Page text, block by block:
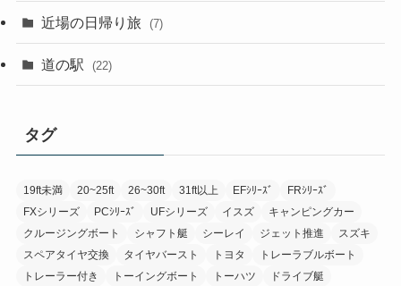
近場の日帰り旅 (7)
道の駅 (22)
タグ
19ft未満 20~25ft 26~30ft 31ft以上 EFｼﾘｰｽﾞ
FRｼﾘｰｽﾞ
FXシリーズ
PCｼﾘｰｽﾞ UFシリーズ イスズ
キャンピングカー
クルージングボート
シャフト艇 シーレイ ジェット推進
スズキ
スペアタイヤ交換
タイヤバースト トヨタ
トレーラブルボート
トレーラー付き
トーイングボート トーハツ
ドライブ艇